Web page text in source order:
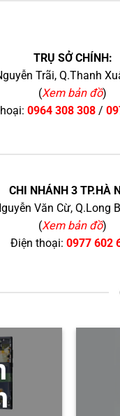
TRỤ SỞ CHÍNH:
Trãi, Q.Thanh
(Xem bản đồ)
0964 308 308/
CHI NHÁNH 3 TP.HÀ
Văn Cừ, Q.Long
(Xem bản đồ)
Điện thoại: 0977 602